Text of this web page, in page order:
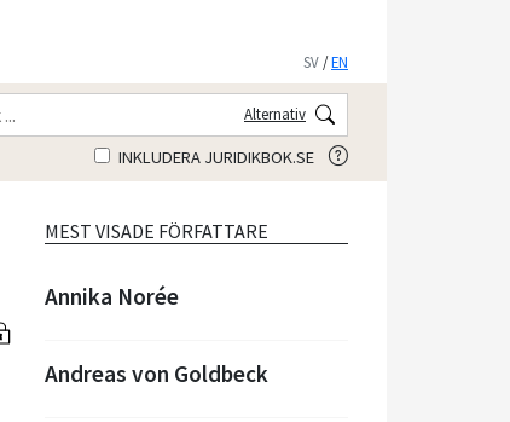
SV /EN
Alternativ
INKLUDERA JURIDIKBOK.SE
MEST VISADE FÖRFATTARE
Annika Norée
Andreas von Goldbeck